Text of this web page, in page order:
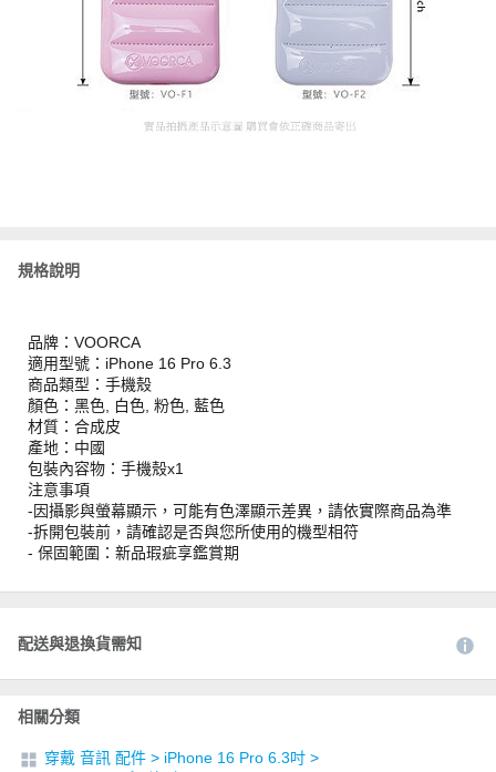
規格說明
品牌：VOORCA
適用型號：iPhone 16 Pro 6.3
商品類型：手機殼
顏色：黑色, 白色, 粉色, 藍色
材質：合成皮
產地：中國
包裝內容物：手機殼x1
注意事項
-因攝影與螢幕顯示，可能有色澤顯示差異，請依實際商品為準
-拆開包裝前，請確認是否與您所使用的機型相符
- 保固範圍：新品瑕疵享鑑賞期
配送與退換貨需知
相關分類
穿戴 音訊 配件 > iPhone 16 Pro 6.3吋 >